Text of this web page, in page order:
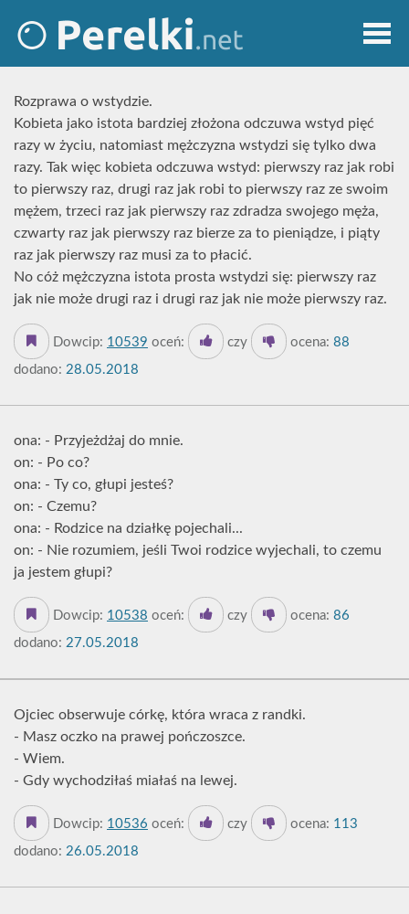
Rozprawa o wstydzie.
Kobieta jako istota bardziej złożona odczuwa wstyd pięć
razy w życiu, natomiast mężczyzna wstydzi się tylko dwa
razy. Tak więc kobieta odczuwa wstyd: pierwszy raz jak robi
to pierwszy raz, drugi raz jak robi to pierwszy raz ze swoim
mężem, trzeci raz jak pierwszy raz zdradza swojego męża,
czwarty raz jak pierwszy raz bierze za to pieniądze, i piąty
raz jak pierwszy raz musi za to płacić.
No cóż mężczyzna istota prosta wstydzi się: pierwszy raz
jak nie może drugi raz i drugi raz jak nie może pierwszy raz.
Dowcip: 10539 oceń: czy ocena: 88
dodano: 28.05.2018
ona: - Przyjeżdżaj do mnie.
on: - Po co?
ona: - Ty co, głupi jesteś?
on: - Czemu?
ona: - Rodzice na działkę pojechali...
on: - Nie rozumiem, jeśli Twoi rodzice wyjechali, to czemu
ja jestem głupi?
Dowcip: 10538 oceń: czy ocena: 86
dodano: 27.05.2018
Ojciec obserwuje córkę, która wraca z randki.
- Masz oczko na prawej pończoszce.
- Wiem.
- Gdy wychodziłaś miałaś na lewej.
Dowcip: 10536 oceń: czy ocena: 113
dodano: 26.05.2018